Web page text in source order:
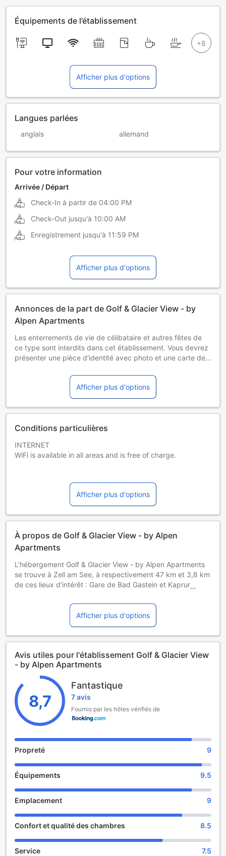
Équipements de l’établissement
Afficher plus d'options
Langues parlées
anglais allemand
Pour votre information
Arrivée / Départ
Check-In à partir de 04:00 PM
Check-Out jusqu'à 10:00 AM
Enregistrement jusqu'à 11:59 PM
Afficher plus d'options
Annonces de la part de Golf & Glacier View - by
Alpen Apartments
Les enterrements de vie de célibataire et autres fêtes de
ce type sont interdits dans cet établissement. Vous devrez
présenter une pièce d'identité avec photo et une carte de
demandes spéciales seront satisfaites sous réserve de
disponibilité et pourront entraîner des frais
supplémentaires.
Afficher plus d'options
Conditions particulières
INTERNET
WiFi is available in all areas and is free of charge.
Free private parking is possible on site (reservation is not
PETS
CHILDREN AND EXTRA BED POLICY
You haven't added any cots.
You haven't added any extra beds.
Afficher plus d'options
À propos de Golf & Glacier View - by Alpen
Apartments
L’hébergement Golf & Glacier View - by Alpen Apartments
se trouve à Zell am See, à respectivement 47 km et 3,8 km
de ces lieux d’intérêt : Gare de Bad Gastein et Kaprun
hébergement est installé à 400 mètres de : Parcours de
golf de Zell am See-Kaprun. Vous pourrez profiter d’une
connexion Wi-Fi gratuite et d’un parking privé disponible
sur place.
Cet appartement comporte 3 chambres, 2 salles de bains,
du linge de lit, des serviettes, une télévision, une cuisine
entièrement équipée et une terrasse offrant une vue sur la
montagne.
Vous séjournerez à respectivement 4,2 km et 4,7 km de
ces lieux d’intérêt : Gare de Zell am See et Casino Zell am
See. L'aéroport le plus proche (Aéroport Wolfgang
Amadeus Mozart de Salzbourg) est à 99 km.
Afficher plus d'options
Avis utiles pour l'établissement Golf & Glacier View
- by Alpen Apartments
8,7
Fantastique
7 avis
Fournis par les hôtes vérifiés de
Propreté 9
Équipements 9.5
Emplacement 9
Confort et qualité des chambres 8.5
Service 7.5